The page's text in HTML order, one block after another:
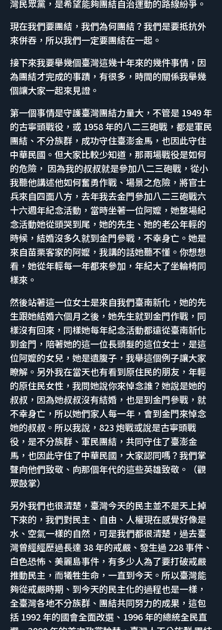
灣民眾黨，是希望能夠團結自治運動的路線紛爭。
現在我們要團結，我們為何團結？我們是要抵抗外
來併吞，所以我們一定要團結在一起。
接下來我要舉幾個臺灣這幾十年來的幾件事情，因
為團結才完成的事蹟，有很多，時間的關係我舉幾
個讓大家一起來見證。
第一個事情是守護臺灣團結力量大，不管是 1949 年
的古寧頭戰役，或 1958 年的八二三砲戰，都是軍民
團結、不分族群，成功守住臺澎金馬，也因此守住
中華民國。但大家比較少知道，那兩場戰役是如何
的危險， 因為我的叔叔就是參加八二三砲戰，從小
我聽他講述他如何奮勇作戰、場景之危險，將官士
兵來自四面八方，去年我去金門參加八二三砲戰六
十六週年紀念活動，當時坐著一位阿嬤，她整場紀
念活動她從頭哭到尾，她的先生、她的老公年輕的
時候，結婚沒多久就到金門參戰，不幸身亡。她是
來自苗栗客家的阿嬤，我講的話她聽不懂。你想想
看，她從年輕每一年都來參加，年紀大了坐輪椅同
樣來。
然後站著這一位女士是來自我們臺南新化，她的先
生跟她結婚六個月之後，她先生就到金門作戰，同
樣沒有回來，同樣她每年紀念活動都遠從臺南新化
到金門，陪著她的這一位長頭髮的這位女士，是這
位阿嬤的女兒，她是遺腹子，我舉這個例子讓大家
瞭解。另外我在當天也有看到原住民的朋友，年輕
的原住民女性，我問她說你來悼念誰？她說是她的
叔叔，因為她叔叔沒有結婚，也是到金門參戰，就
不幸身亡，所以她們家人每一年，會到金門來悼念
她的叔叔。所以我說，823 炮戰或說是古寧頭戰
役，是不分族群、軍民團結，共同守住了臺澎金
馬，也因此守住了中華民國，大家認同嗎？我們掌
聲向他們致敬、向那個年代的這些英雄致敬。（觀
眾鼓掌）
另外我們也很清楚，臺灣今天的民主並不是天上掉
下來的，我們對民主、自由、人權現在感覺好像是
水、空氣一樣的自然，可是我們都很清楚，過去臺
灣曾經經歷過長達 38 年的戒嚴、發生過 228 事件、
白色恐怖、美麗島事件，有多少人為了要打破戒嚴
推動民主，而犧牲生命，一直到今天。所以臺灣能
夠從戒嚴時期、到今天的民主化的過程也是一樣，
全臺灣各地不分族群、團結共同努力的成果，這包
括 1992 年的國會全面改選、1996 年的總統全民直